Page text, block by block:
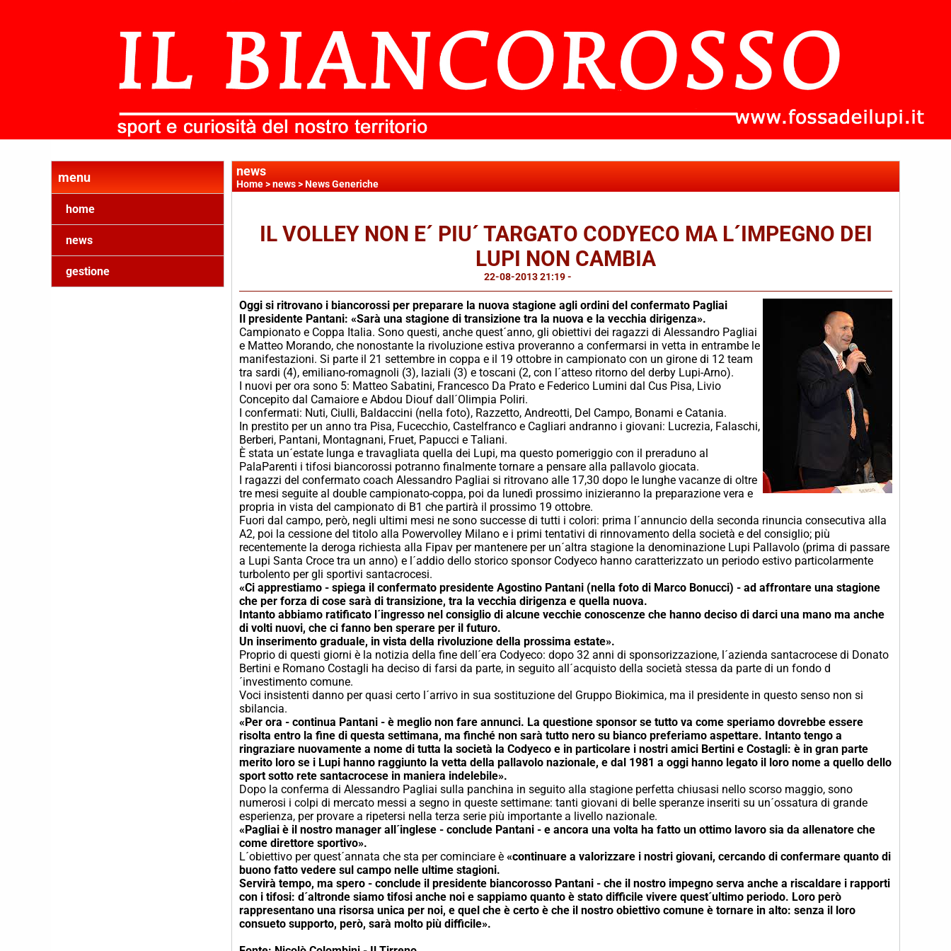
menu
home
news
gestione
news
Home>news>News Generiche
IL VOLLEY NON E´ PIU´ TARGATO CODYECO MA L´IMPEGNO DEI
LUPI NON CAMBIA
22-08-2013 21:19-
Oggi si ritrovano i biancorossi per preparare la nuova stagione agli ordini del confermato Pagliai
Il presidente Pantani: «Sarà una stagione di transizione tra la nuova e la vecchia dirigenza».
Campionato e Coppa Italia. Sono questi, anche quest´anno, gli obiettivi dei ragazzi di Alessandro Pagliai
e Matteo Morando, che nonostante la rivoluzione estiva proveranno a confermarsi in vetta in entrambe le
manifestazioni. Si parte il 21 settembre in coppa e il 19 ottobre in campionato con un girone di 12 team
tra sardi (4), emiliano-romagnoli (3), laziali (3) e toscani (2, con l´atteso ritorno del derby Lupi-Arno).
I nuovi per ora sono 5: Matteo Sabatini, Francesco Da Prato e Federico Lumini dal Cus Pisa, Livio
Concepito dal Camaiore e Abdou Diouf dall´Olimpia Poliri.
I confermati: Nuti, Ciulli, Baldaccini (nella foto), Razzetto, Andreotti, Del Campo, Bonami e Catania.
In prestito per un anno tra Pisa, Fucecchio, Castelfranco e Cagliari andranno i giovani: Lucrezia, Falaschi,
Berberi, Pantani, Montagnani, Fruet, Papucci e Taliani.
È stata un´estate lunga e travagliata quella dei Lupi, ma questo pomeriggio con il preraduno al
PalaParenti i tifosi biancorossi potranno finalmente tornare a pensare alla pallavolo giocata.
I ragazzi del confermato coach Alessandro Pagliai si ritrovano alle 17,30 dopo le lunghe vacanze di oltre
tre mesi seguite al double campionato-coppa, poi da lunedì prossimo inizieranno la preparazione vera e
propria in vista del campionato di B1 che partirà il prossimo 19 ottobre.
Fuori dal campo, però, negli ultimi mesi ne sono successe di tutti i colori: prima l´annuncio della seconda rinuncia consecutiva alla
A2, poi la cessione del titolo alla Powervolley Milano e i primi tentativi di rinnovamento della società e del consiglio; più
recentemente la deroga richiesta alla Fipav per mantenere per un´altra stagione la denominazione Lupi Pallavolo (prima di passare
a Lupi Santa Croce tra un anno) e l´addio dello storico sponsor Codyeco hanno caratterizzato un periodo estivo particolarmente
turbolento per gli sportivi santacrocesi.
«Ci apprestiamo - spiega il confermato presidente Agostino Pantani (nella foto di Marco Bonucci) - ad affrontare una stagione
che per forza di cose sarà di transizione, tra la vecchia dirigenza e quella nuova.
Intanto abbiamo ratificato l´ingresso nel consiglio di alcune vecchie conoscenze che hanno deciso di darci una mano ma anche
di volti nuovi, che ci fanno ben sperare per il futuro.
Un inserimento graduale, in vista della rivoluzione della prossima estate».
Proprio di questi giorni è la notizia della fine dell´era Codyeco: dopo 32 anni di sponsorizzazione, l´azienda santacrocese di Donato
Bertini e Romano Costagli ha deciso di farsi da parte, in seguito all´acquisto della società stessa da parte di un fondo d
´investimento comune.
Voci insistenti danno per quasi certo l´arrivo in sua sostituzione del Gruppo Biokimica, ma il presidente in questo senso non si
sbilancia.
«Per ora - continua Pantani - è meglio non fare annunci. La questione sponsor se tutto va come speriamo dovrebbe essere
risolta entro la fine di questa settimana, ma finché non sarà tutto nero su bianco preferiamo aspettare. Intanto tengo a
ringraziare nuovamente a nome di tutta la società la Codyeco e in particolare i nostri amici Bertini e Costagli: è in gran parte
merito loro se i Lupi hanno raggiunto la vetta della pallavolo nazionale, e dal 1981 a oggi hanno legato il loro nome a quello dello
sport sotto rete santacrocese in maniera indelebile».
Dopo la conferma di Alessandro Pagliai sulla panchina in seguito alla stagione perfetta chiusasi nello scorso maggio, sono
numerosi i colpi di mercato messi a segno in queste settimane: tanti giovani di belle speranze inseriti su un´ossatura di grande
esperienza, per provare a ripetersi nella terza serie più importante a livello nazionale.
«Pagliai è il nostro manager all´inglese - conclude Pantani - e ancora una volta ha fatto un ottimo lavoro sia da allenatore che
come direttore sportivo».
L´obiettivo per quest´annata che sta per cominciare è «continuare a valorizzare i nostri giovani, cercando di confermare quanto di
buono fatto vedere sul campo nelle ultime stagioni.
Servirà tempo, ma spero - conclude il presidente biancorosso Pantani - che il nostro impegno serva anche a riscaldare i rapporti
con i tifosi: d´altronde siamo tifosi anche noi e sappiamo quanto è stato difficile vivere quest´ultimo periodo. Loro però
rappresentano una risorsa unica per noi, e quel che è certo è che il nostro obiettivo comune è tornare in alto: senza il loro
consueto supporto, però, sarà molto più difficile».